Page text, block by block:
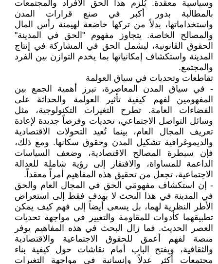
وسياسية معقدة. يُلزم هذا الحق الأفراد والمجتمعات
بالمطالبة بدور أكبر في صنع قرارات المدن
واستخداماتها، بدلاً من تركها خاضعة لهيمنة رأس المال
والمصالح الخاصة. يتجاوز مفهوم "الحق في المدينة"
الحقوق القانونية، ليشمل الحق في المشاركة في إنتاج
المدينة واستكشاف إمكانياتها بما يخدم التوازن بين الفرد
والمجتمع.
تقاطعات وتحديات في سياق العولمة
- في سياق المدن المعاصرة، تبرز أهمية الجمع بين
المفهومين لفهم كيفية تأثير العولمة والحداثة على
الفضاءات العامة. تطرح التغيرات التكنولوجية، مثل
وسائل التواصل الاجتماعي، تحديات وفرصاً جديدة لإعادة
تعريف المجال العام، بينما تُعيد التحولات الاقتصادية
والديموغرافية تشكيل المدن وحقوق سكانها. ومع ذلك،
فإن سيطرة المصالح الاقتصادية، وضعف السياسات
الداعمة للمساواة، والافتقار إلى رؤية شاملة للعدالة
الاجتماعية، تجعل من تحقيق هذه المفاهيم أمراً معقداً.
- إن استكشاف مفهومَي الحق في المجال العام والحق
في المدينة في هذا البحث لا يهدف فقط إلى استعراض
الأطر النظرية لهما، بل يسعى أيضاً إلى فهم كيف يمكن
تطبيقهما كأدوات للمقاومة والتغيير في مواجهة تحديات
العصر الحديث. فما زال البحث في هذه المفاهيم يوفر
منصة لفهم أعمق للحقوق الاجتماعية والاقتصادية
والثقافية، ويفتح الباب أمام نقاشات حول كيفية بناء
مجتمعات أكثر عدلاً وإنسانية في مواجهة التغيرات